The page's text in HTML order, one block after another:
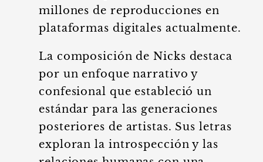
millones de reproducciones en
plataformas digitales actualmente.
La composición de Nicks destaca
por un enfoque narrativo y
confesional que estableció un
estándar para las generaciones
posteriores de artistas. Sus letras
exploran la introspección y las